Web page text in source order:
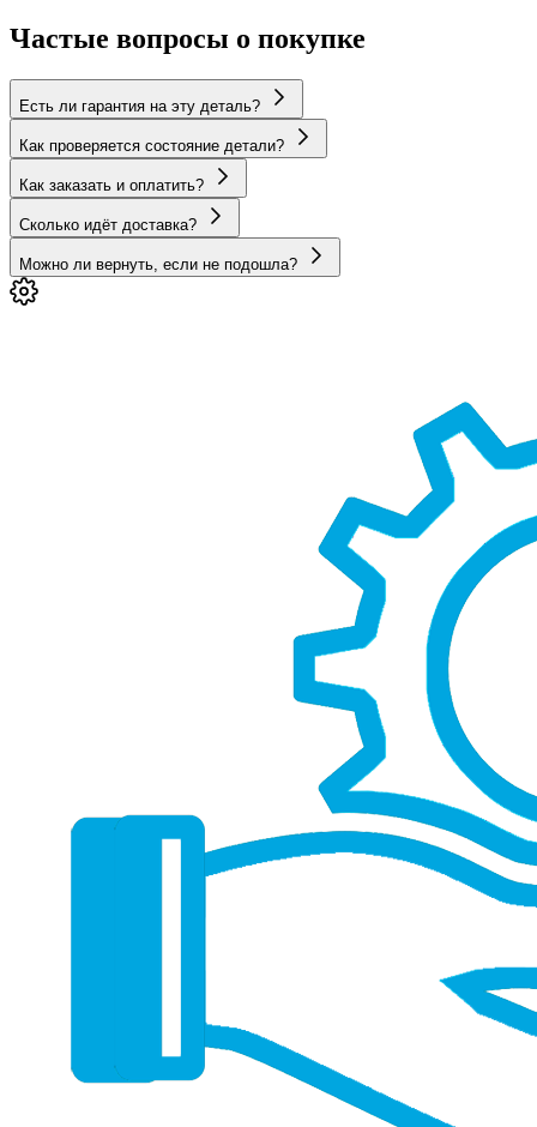
Частые вопросы о покупке
Есть ли гарантия на эту деталь?
Как проверяется состояние детали?
Как заказать и оплатить?
Сколько идёт доставка?
Можно ли вернуть, если не подошла?